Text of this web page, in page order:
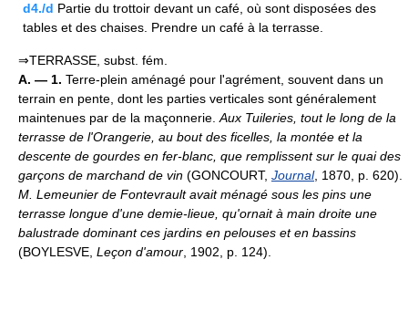
d4./d Partie du trottoir devant un café, où sont disposées des
tables et des chaises. Prendre un café à la terrasse.
⇒TERRASSE, subst. fém.
A. — 1. Terre-plein aménagé pour l'agrément, souvent dans un
terrain en pente, dont les parties verticales sont généralement
maintenues par de la maçonnerie.Aux Tuileries, tout le long de la
terrasse de l'Orangerie, au bout des ficelles, la montée et la
descente de gourdes en fer-blanc, que remplissent sur le quai des
garçons de marchand de vin (GONCOURT, Journal, 1870, p. 620).
M. Lemeunier de Fontevrault avait ménagé sous les pins une
terrasse longue d'une demie-lieue, qu'ornait à main droite une
balustrade dominant ces jardins en pelouses et en bassins
(BOYLESVE, Leçon d'amour, 1902, p. 124).